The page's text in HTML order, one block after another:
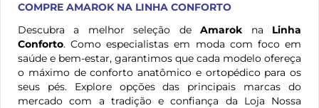
COMPRE AMAROKNA LINHA CONFORTO
Descubra a melhor seleção deAmarok na Linha
Conforto. Como especialistas em moda com foco em
saúde e bem-estar, garantimos que cada modelo ofereça
o máximo de conforto anatômico e ortopédico para os
seus pés. Explore opções das principais marcas do
mercado com a tradição e confiança da Loja Nossa